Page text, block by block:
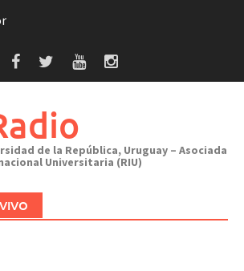
de la República, Uruguay – Asociada
Universitaria (RIU)